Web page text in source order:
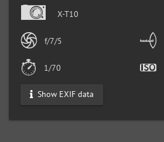
X-T10
f/7/5
1/70
Show EXIF data